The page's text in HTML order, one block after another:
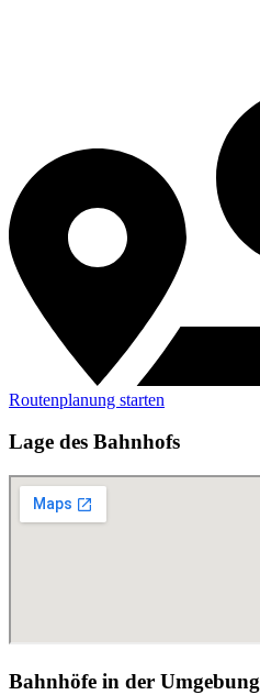
Routenplanung starten
Lage des Bahnhofs
Bahnhöfe in der Umgebung